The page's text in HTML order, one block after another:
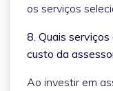
os serviços
8. Quais
custo da
Ao investir em